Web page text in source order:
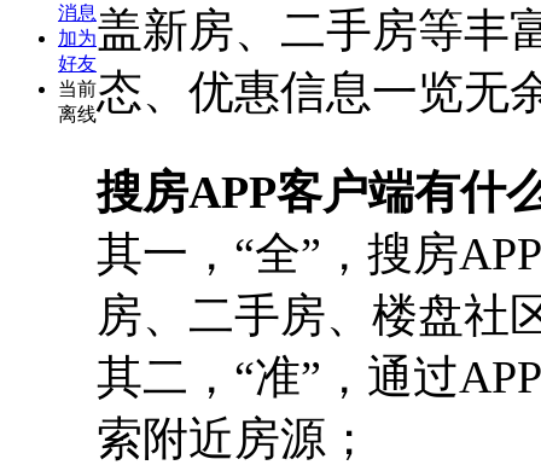
消息
加为
好友
当前
离线
盖新房、二手房等丰
态、优惠信息一览无
搜房APP客户端有什
其一，“全”，搜房
房、二手房、楼盘社
其二，“准”，通过
索附近房源；